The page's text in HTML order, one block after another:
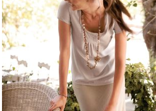
Позитивните мнения и коментари
страна могат да доведат до бърз
продажбите. Когато преди няколко
компании като Amazon създадоха
публикуване на мнения от клиенти
сайтове, критиците побързаха да
сериозни проблеми, произхождащи
невъзможността да се контролират
коментари. Резултатът обаче беше
много от потребителите повишиха
доверие в тези търговци, които им
трибуна за изява.